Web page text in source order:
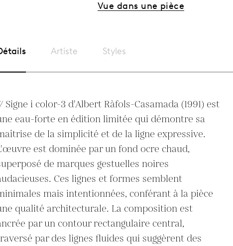
Vue dans une pièce
Artiste Styles
Signe i color-3 d'Albert Ràfols-Casamada (1991) est
eau-forte en édition limitée qui démontre sa
de la simplicité et de la ligne expressive.
est dominée par un fond ocre chaud,
de marques gestuelles noires
Ces lignes et formes semblent
mais intentionnées, conférant à la pièce
qualité architecturale. La composition est
par un contour rectangulaire central,
par des lignes fluides qui suggèrent des